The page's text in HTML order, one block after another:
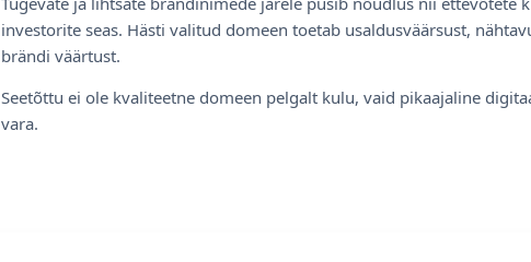
investorite seas. Hästi valitud domeen toetab usaldusväärsust,
brändi väärtust.
Seetõttu ei ole kvaliteetne domeen pelgalt kulu, vaid pikaajaline
vara.